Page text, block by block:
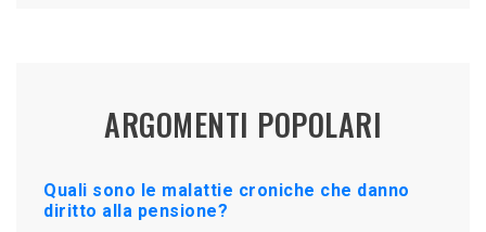
ARGOMENTI POPOLARI
Quali sono le malattie croniche che danno
diritto alla pensione?